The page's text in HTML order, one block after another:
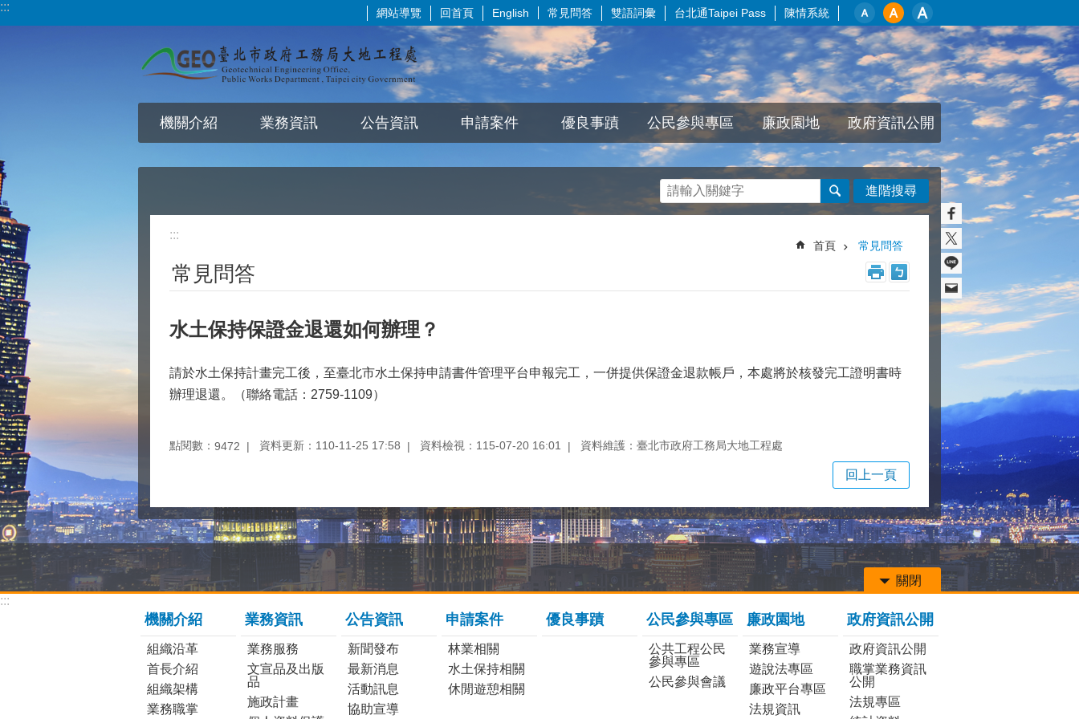
跳到主要內容區塊
::: 網站導覽 回首頁 English 常見問答 雙語詞彙 台北通Taipei Pass 陳情系統
機關介紹 業務資訊 公告資訊 申請案件 優良事蹟 公民參與專區 廉政園地 政府資訊公開
進階搜尋
:::
首頁 常見問答
常見問答
水土保持保證金退還如何辦理？
請於水土保持計畫完工後，至臺北市水土保持申請書件管理平台申報完工，一併提供保證金退款帳戶，本處將於核發完工證明書時
辦理退還。（聯絡電話：2759-1109）
點閱數： 9472 資料更新：110-11-25 17:58 資料檢視：115-07-20 16:01 資料維護：臺北市政府工務局大地工程處
回上一頁
關閉
:::
機關介紹
組織沿革
首長介紹
組織架構
業務職掌
業務資訊
業務服務
文宣品及出版
品
施政計畫
公告資訊
新聞發布
最新消息
活動訊息
協助宣導
申請案件
林業相關
水土保持相關
休閒遊憩相關
優良事蹟 公民參與專區
公共工程公民
參與專區
公民參與會議
廉政園地
業務宣導
遊說法專區
廉政平台專區
法規資訊
政府資訊公開
政府資訊公開
職掌業務資訊
公開
法規專區